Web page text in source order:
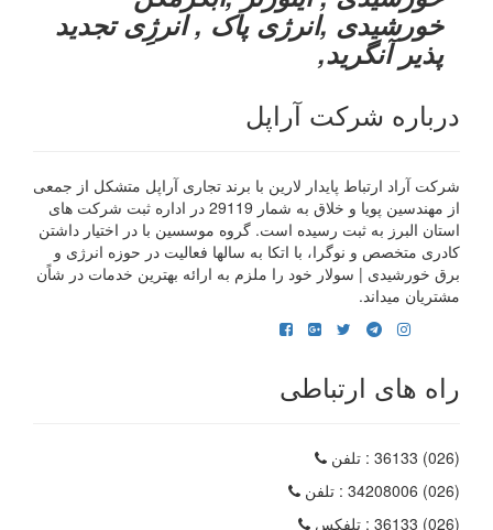
خورشیدی ,انرژی پاک , انرژِی تجدید
پذیر آنگرید,
درباره شرکت آراپل
شرکت آراد ارتباط پایدار لارین با برند تجاری آراپل متشکل از جمعی
از مهندسین پویا و خلاق به شمار 29119 در اداره ثبت شرکت های
استان البرز به ثبت رسیده است. گروه موسسین با در اختیار داشتن
کادری متخصص و نوگرا، با اتکا به سالها فعالیت در حوزه انرژی و
برق خورشیدی | سولار خود را ملزم به ارائه بهترین خدمات در شاًن
مشتریان میداند.
راه های ارتباطی
(026) 36133
: تلفن
(026) 34208006
: تلفن
(026) 36133
: تلفکس